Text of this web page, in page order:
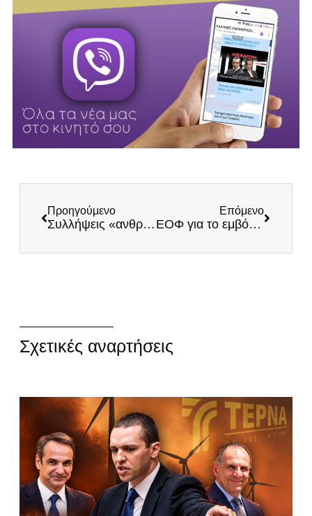
Προηγούμενο
Συλλήψεις «ανθρωπιστών» στη Λέσβο για κατασκοπεία
Επόμενο
ΕΟΦ για το εμβόλιο της Johnson & Johnson: Προκαλεί θρομβοπενία! – Οι ευθύνες της κυβέρνησης
Σχετικές αναρτήσεις